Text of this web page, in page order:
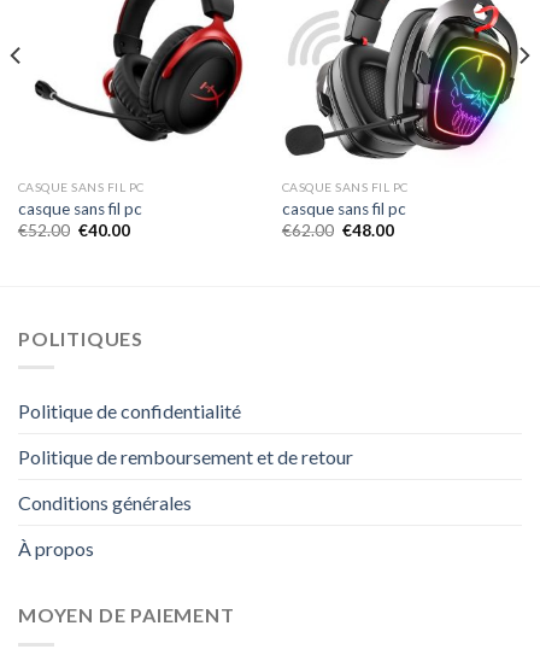
CASQUE SANS FIL PC
casque sans fil pc
€52.00 €40.00
CASQUE SANS FIL PC
casque sans fil pc
€62.00 €48.00
POLITIQUES
Politique de confidentialité
Politique de remboursement et de retour
Conditions générales
À propos
MOYEN DE PAIEMENT